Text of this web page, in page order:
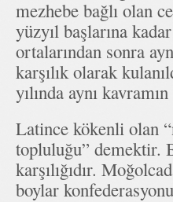
mezhebe bağlı olan
yüzyıl başlarına
ortalarından sonra
karşılık olarak
yılında aynı
Latince kökenli olan
topluluğu” demektir.
karşılığıdır.
boylar